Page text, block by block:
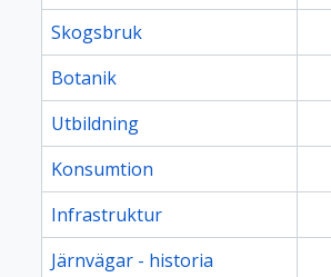
Skogsbruk
Botanik
Utbildning
Konsumtion
Infrastruktur
Järnvägar - historia